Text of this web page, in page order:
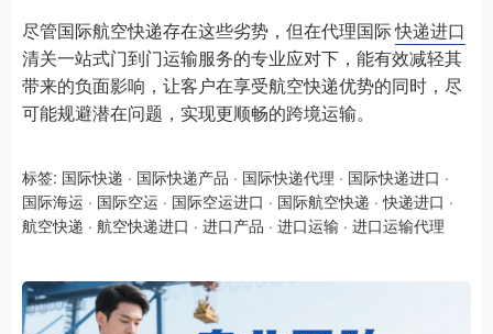
尽管国际航空快递存在这些劣势，但在代理国际快递进口
清关一站式门到门运输服务的专业应对下，能有效减轻其
带来的负面影响，让客户在享受航空快递优势的同时，尽
可能规避潜在问题，实现更顺畅的跨境运输。
标签: 国际快递 · 国际快递产品 · 国际快递代理 · 国际快递进口 ·
国际海运 · 国际空运 · 国际空运进口 · 国际航空快递 ·快递进口 ·
航空快递 · 航空快递进口 · 进口产品 · 进口运输 · 进口运输代理